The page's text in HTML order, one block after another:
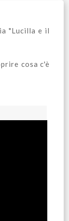
"Lucilla e il
cosa c'è